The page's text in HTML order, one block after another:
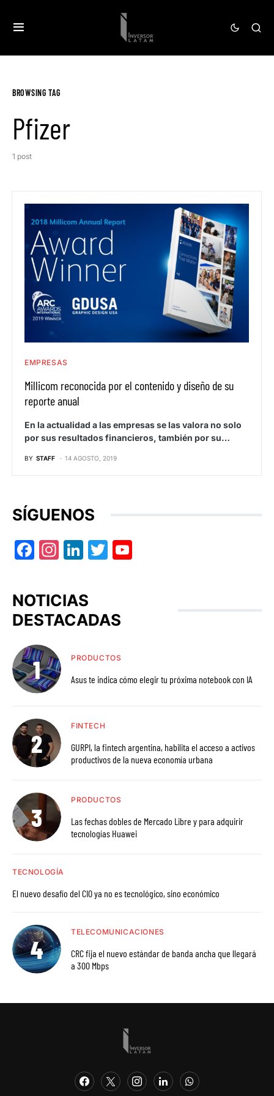
BROWSING TAG
Pfizer
1 post
EMPRESAS
Millicom reconocida por el contenido y diseño de su
reporte anual
En la actualidad a las empresas se las valora no solo
por sus resultados financieros, también por su…
BY STAFF 14 AGOSTO, 2019
SÍGUENOS
Facebook
Instagram
LinkedIn
Twitter
NOTICIAS
DESTACADAS
PRODUCTOS
Asus te indica cómo elegir tu próxima notebook con IA
FINTECH
GURPI, la fintech argentina, habilita el acceso a activos
productivos de la nueva economía urbana
PRODUCTOS
Las fechas dobles de Mercado Libre y para adquirir
tecnologías Huawei
TECNOLOGÍA
El nuevo desafío del CIO ya no es tecnológico, sino económico
TELECOMUNICACIONES
CRC fija el nuevo estándar de banda ancha que llegará
a 300 Mbps